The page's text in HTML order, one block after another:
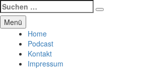
Suchen
nach:
Suchen
Zum
Inhalt
Manierenversagen
Menü
Home
Podcast
Kontakt
Impressum